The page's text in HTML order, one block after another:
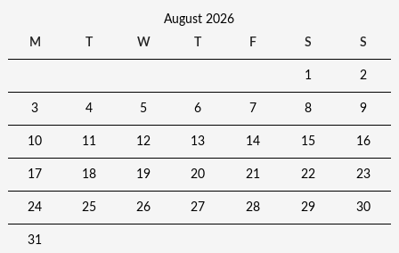
August 2026
M
T W T F S S
1 2
3 4 5 6 7 8 9
10 11 12 13 14 15 16
17 18 19 20 21 22 23
24 25 26 27 28 29 30
31